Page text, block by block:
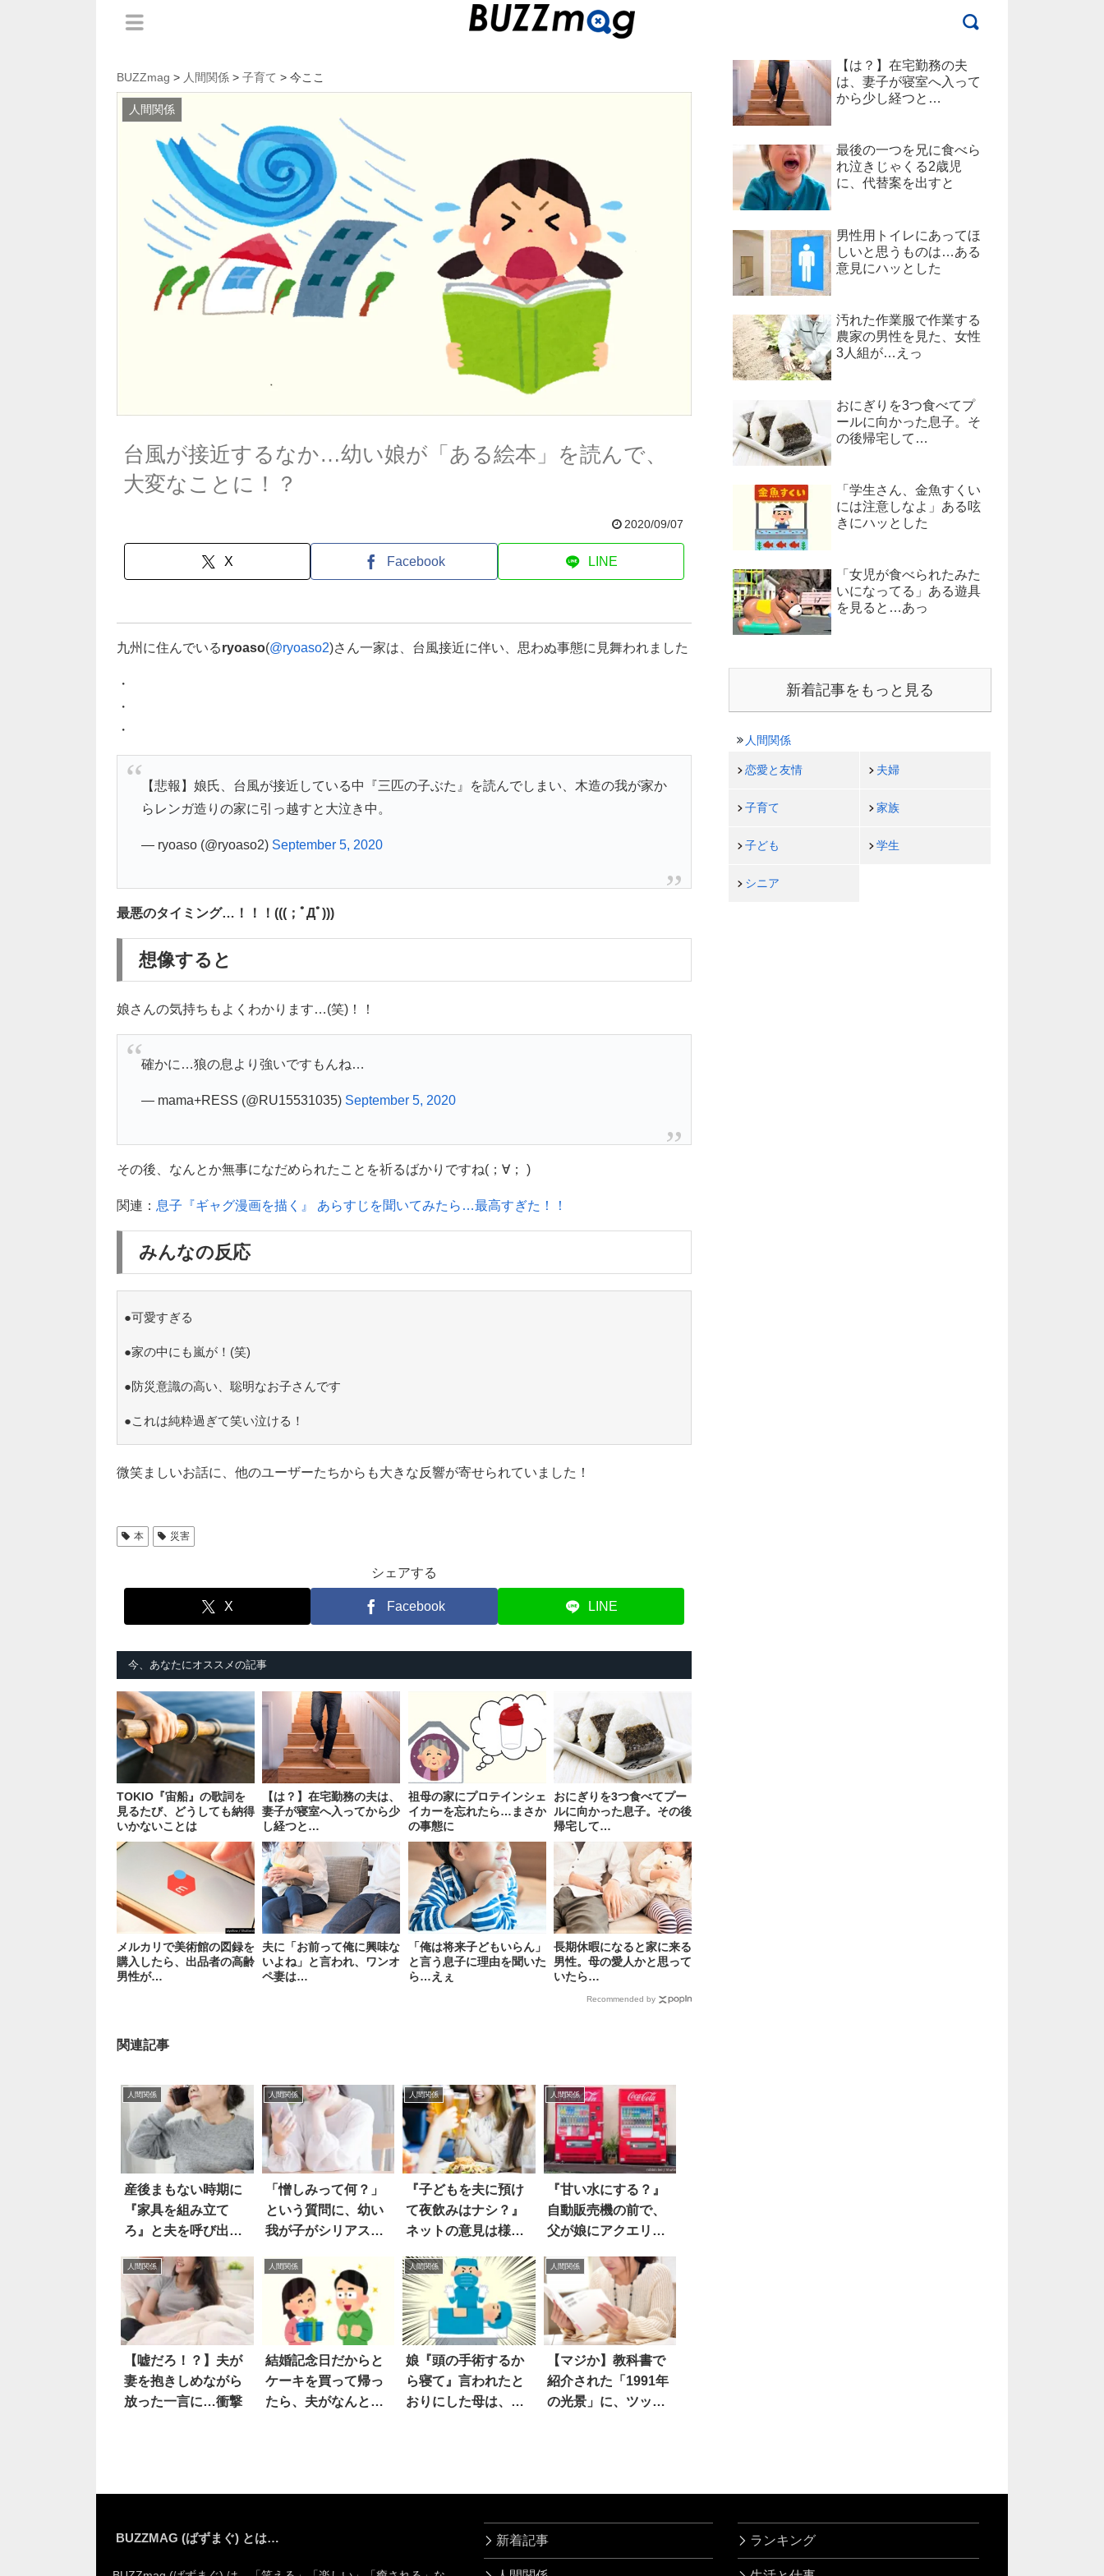
BUZZmag > 人間関係 > 子育て > 今ここ
人間関係
台風が接近するなか…幼い娘が「ある絵本」を読んで、
大変なことに！？
2020/09/07
X Facebook LINE
九州に住んでいるryoaso(@ryoaso2)さん一家は、台風接近に伴い、思わぬ事態に見舞われました
・
・
・
【悲報】娘氏、台風が接近している中『三匹の子ぶた』を読んでしまい、木造の我が家か
らレンガ造りの家に引っ越すと大泣き中。
— ryoaso (@ryoaso2) September 5, 2020
最悪のタイミング…！！！(((；ﾟДﾟ)))
想像すると
娘さんの気持ちもよくわかります…(笑)！！
確かに…狼の息より強いですもんね…
— mama+RESS (@RU15531035) September 5, 2020
その後、なんとか無事になだめられたことを祈るばかりですね(；∀； )
関連： 息子『ギャグ漫画を描く』 あらすじを聞いてみたら…最高すぎた！！
みんなの反応
●可愛すぎる
●家の中にも嵐が！(笑)
●防災意識の高い、聡明なお子さんです
●これは純粋過ぎて笑い泣ける！
微笑ましいお話に、他のユーザーたちからも大きな反響が寄せられていました！
本 災害
シェアする
X Facebook LINE
今、あなたにオススメの記事
TOKIO『宙船』の歌詞を
見るたび、どうしても納得
いかないことは
【は？】在宅勤務の夫は、
妻子が寝室へ入ってから少
し経つと…
祖母の家にプロテインシェ
イカーを忘れたら…まさか
の事態に
おにぎりを3つ食べてプー
ルに向かった息子。その後
帰宅して…
メルカリで美術館の図録を
購入したら、出品者の高齢
男性が…
夫に「お前って俺に興味な
いよね」と言われ、ワンオ
ペ妻は…
「俺は将来子どもいらん」
と言う息子に理由を聞いた
ら…えぇ
長期休暇になると家に来る
男性。母の愛人かと思って
いたら…
Recommended by
関連記事
人間関係
産後まもない時期に
『家具を組み立て
ろ』と夫を呼び出す
人間関係
「憎しみって何？」
という質問に、幼い
我が子がシリアスな
人間関係
『子どもを夫に預け
て夜飲みはナシ？』
ネットの意見は様々
人間関係
『甘い水にする？』
自動販売機の前で、
父が娘にアクエリア
人間関係
【嘘だろ！？】夫が
妻を抱きしめながら
放った一言に…衝撃
人間関係
結婚記念日だからと
ケーキを買って帰っ
たら、夫がなんと…
人間関係
娘『頭の手術するか
ら寝て』言われたと
おりにした母は、ま
人間関係
【マジか】教科書で
紹介された「1991年
の光景」に、ツッコ
【は？】在宅勤務の夫
は、妻子が寝室へ入って
から少し経つと…
最後の一つを兄に食べら
れ泣きじゃくる2歳児
に、代替案を出すと
男性用トイレにあってほ
しいと思うものは…ある
意見にハッとした
汚れた作業服で作業する
農家の男性を見た、女性
3人組が…えっ
おにぎりを3つ食べてプ
ールに向かった息子。そ
の後帰宅して…
「学生さん、金魚すくい
には注意しなよ」ある呟
きにハッとした
「女児が食べられたみた
いになってる」ある遊具
を見ると…あっ
新着記事をもっと見る
人間関係
恋愛と友情 夫婦
子育て 家族
子ども 学生
シニア
BUZZMAG (ばずまぐ) とは… 新着記事 ランキング